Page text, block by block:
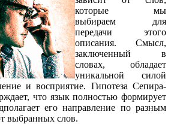
которые мы
выбираем для
передачи этого
описания. Смысл,
заключенный в
словах, обладает
уникальной силой
и восприятие. Гипотеза Сепира-
что язык полностью формирует
его направление по разным
выбранных слов.